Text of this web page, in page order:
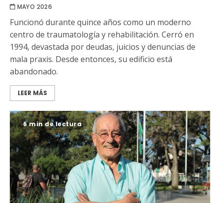
MAYO 2026
Funcionó durante quince años como un moderno
centro de traumatología y rehabilitación. Cerró en
1994, devastada por deudas, juicios y denuncias de
mala praxis. Desde entonces, su edificio está
abandonado.
LEER MÁS
6 min de lectura